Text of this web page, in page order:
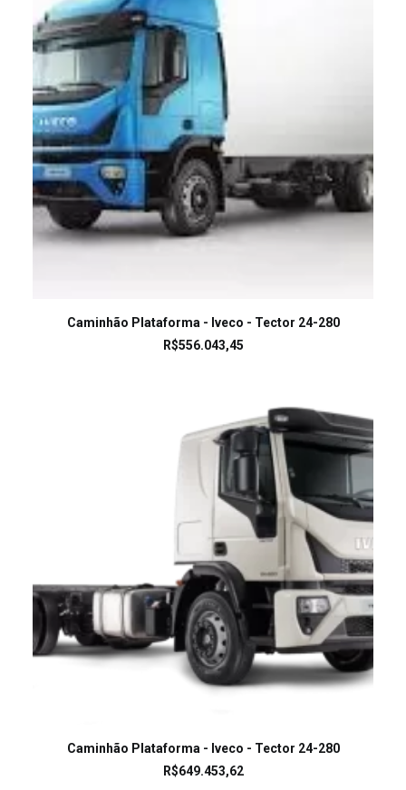
LEIA MAIS
Caminhão Plataforma - Iveco - Tector 24-280
R$556.043,45
LEIA MAIS
Caminhão Plataforma - Iveco - Tector 24-280
R$649.453,62